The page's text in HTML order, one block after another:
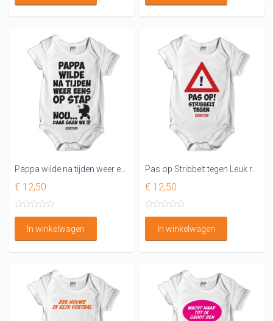
Pappa wilde na tijden weer eens op stap...nou daar gaan we Leuk rompertje
€ 12,50
In winkelwagen
€ 12,50
In winkelwagen